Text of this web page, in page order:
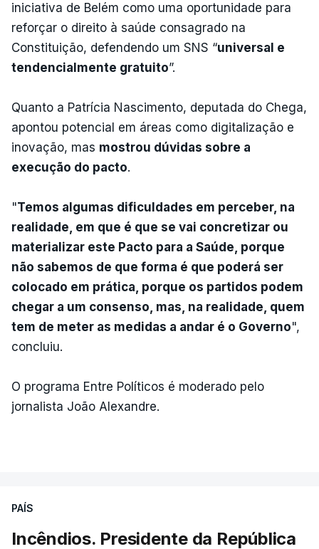
iniciativa de Belém como uma oportunidade para
reforçar o direito à saúde consagrado na
Constituição, defendendo um SNS “universal e
tendencialmente gratuito”.
Quanto a Patrícia Nascimento, deputada do Chega,
apontou potencial em áreas como digitalização e
inovação, mas mostrou dúvidas sobre a
execução do pacto.
"Temos algumas dificuldades em perceber, na
realidade, em que é que se vai concretizar ou
materializar este Pacto para a Saúde, porque
não sabemos de que forma é que poderá ser
colocado em prática, porque os partidos podem
chegar a um consenso, mas, na realidade, quem
tem de meter as medidas a andar é o Governo",
concluiu.
O programa Entre Políticos é moderado pelo
jornalista João Alexandre.
PAÍS
Incêndios. Presidente da República